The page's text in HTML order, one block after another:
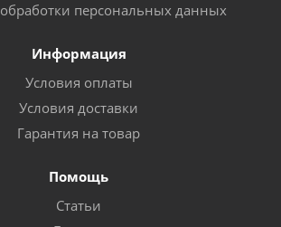
персональных данных
Информация
Условия оплаты
Условия доставки
Гарантия на товар
Помощь
Статьи